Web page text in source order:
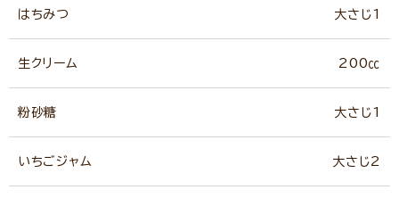
はちみつ 大さじ1
生クリーム 200㏄
粉砂糖 大さじ1
いちごジャム 大さじ2